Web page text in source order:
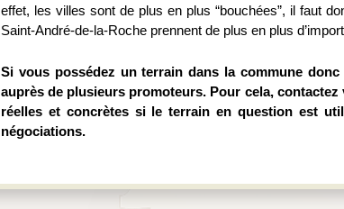
effet, les villes sont de plus en plus “bouchées”, il faut
Saint-André-de-la-Roche prennent de plus en plus
Si vous possédez un terrain dans la commune
auprès de plusieurs promoteurs. Pour cela,
réelles et concrètes si le terrain en question est
négociations.